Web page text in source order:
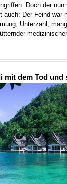
Doch der nun
auch: Der Feind war
Unterzahl,
mit dem Tod und